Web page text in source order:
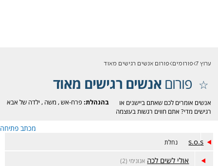
ערוץ 7 פורומים פורום אנשים רגישים מאוד
פורוםאנשים רגישים מאוד
בהנהלת: פרח-אש, משה , ילדה של אבא
אנשים אומרים לכם שאתם ביישנים או
רגישים מדי? אתם חווים רגשות בעוצמה
הנכון בשבלכם :)
מכתב פתיחה
s.o.s נחלת
אולי לשים לכה אנונימי (2)